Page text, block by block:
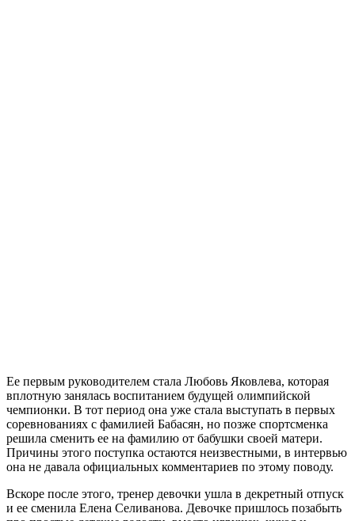
Ее первым руководителем стала Любовь Яковлева, которая
вплотную занялась воспитанием будущей олимпийской
чемпионки. В тот период она уже стала выступать в первых
соревнованиях с фамилией Бабасян, но позже спортсменка
решила сменить ее на фамилию от бабушки своей матери.
Причины этого поступка остаются неизвестными, в интервью
она не давала официальных комментариев по этому поводу.
Вскоре после этого, тренер девочки ушла в декретный отпуск
и ее сменила Елена Селиванова. Девочке пришлось позабыть